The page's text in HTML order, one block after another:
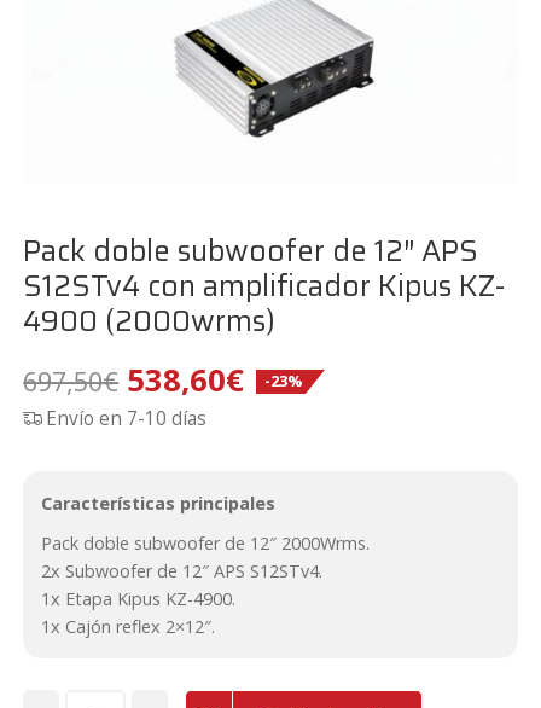
Pack doble subwoofer de 12″ APS
S12STv4 con amplificador Kipus KZ-
4900 (2000wrms)
697,50€ El
precio
era:
697,50€.
538,60€El
es:
538,60€.
-23%
Envío en 7-10 días
Características principales
Pack doble subwoofer de 12″ 2000Wrms.
2x Subwoofer de 12″ APS S12STv4.
1x Etapa Kipus KZ-4900.
1x Cajón reflex 2×12″.